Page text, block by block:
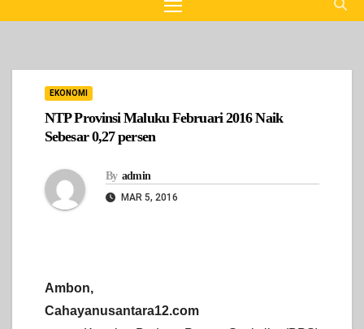
EKONOMI
NTP Provinsi Maluku Februari 2016 Naik
Sebesar 0,27 persen
By admin
MAR 5, 2016
Ambon,
Cahayanusantara12.com